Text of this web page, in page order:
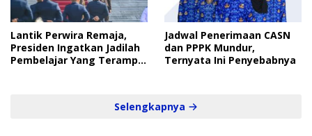
Lantik Perwira Remaja,
Presiden Ingatkan Jadilah
Pembelajar Yang Terampil
Jadwal Penerimaan CASN
dan PPPK Mundur,
Ternyata Ini Penyebabnya
Selengkapnya